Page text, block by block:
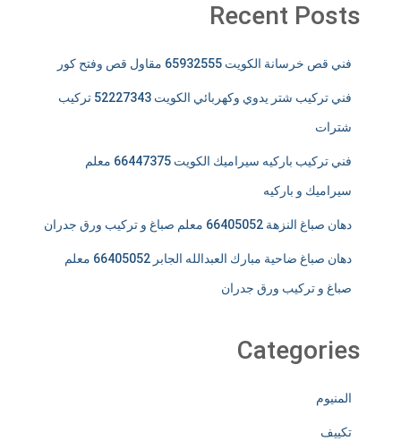
Recent Posts
فني قص خرسانة الكويت 65932555 مقاول قص وفتح كور
فني تركيب شتر يدوي وكهربائي الكويت 52227343 تركيب
شترات
فني تركيب باركيه سيراميك الكويت 66447375 معلم
سيراميك و باركيه
دهان صباغ النزهة 66405052 معلم صباغ و تركيب ورق جدران
دهان صباغ ضاحية مبارك العبدالله الجابر 66405052 معلم
صباغ و تركيب ورق جدران
Categories
المنيوم
تكييف